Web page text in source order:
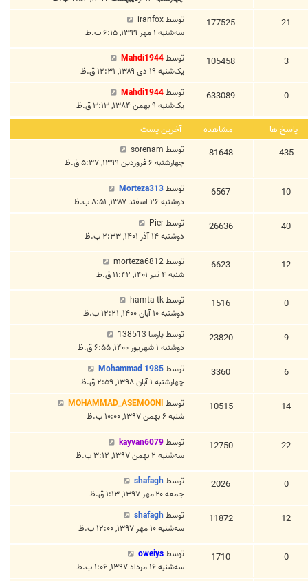
21
177525 توسطiranfox
سه‌شنبه ۱ مهر ۱۳۹۹, ۶:۱۵ ب.ظ
3
105458 توسطMahdi1944
یک‌شنبه ۱۹ دی ۱۳۸۹, ۱۲:۳۱ ق.ظ
0
633089 توسطMahdi1944
یک‌شنبه ۹ بهمن ۱۳۸۴, ۳:۱۳ ق.ظ
پاسخ ها مشاهده آخرین پست
435
81648 توسط sorenam
چهارشنبه ۶ فروردین ۱۳۹۹, ۵:۳۷ ق.ظ
10
6567 توسطMorteza313
دوشنبه ۲۶ اسفند ۱۳۸۷, ۸:۵۱ ب.ظ
40
26636 توسطPier
دوشنبه ۱۴ آذر ۱۴۰۱, ۲:۳۳ ب.ظ
12
6623 توسطmorteza6812
شنبه ۴ تیر ۱۴۰۱, ۱۱:۴۲ ق.ظ
0
1516 توسطhamta-tk
دوشنبه ۱۰ آبان ۱۴۰۰, ۱۲:۲۱ ب.ظ
9
23820 توسطپارسا 138513
دوشنبه ۱ شهریور ۱۴۰۰, ۶:۵۵ ق.ظ
6
3360 توسطMohammad 1985
چهارشنبه ۱ آبان ۱۳۹۸, ۲:۵۹ ق.ظ
14
10515 توسط MOHAMMAD_ASEMOONI
شنبه ۶ بهمن ۱۳۹۷, ۱۰:۰۰ ب.ظ
22
12750 توسطkayvan6079
سه‌شنبه ۲ بهمن ۱۳۹۷, ۳:۱۲ ب.ظ
0
2026 توسط shafagh
جمعه ۲۰ مهر ۱۳۹۷, ۱:۱۳ ق.ظ
12
11872 توسط shafagh
سه‌شنبه ۱۰ مهر ۱۳۹۷, ۱۲:۰۰ ب.ظ
0
1710 توسطoweiys
سه‌شنبه ۱۶ مرداد ۱۳۹۷, ۱:۰۶ ب.ظ